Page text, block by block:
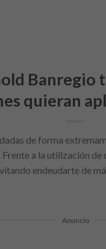
Banregio
quieran
de forma
a la utilización
endeudarte de
Anuncio